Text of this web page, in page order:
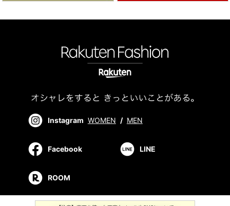
Instagram WOMEN / MEN
Facebook LINE
ROOM